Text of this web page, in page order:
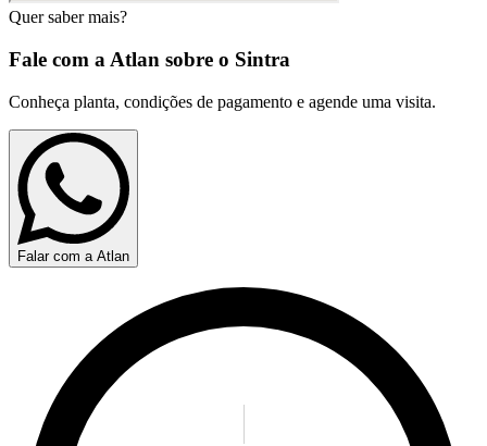
Quer saber mais?
Fale com a Atlan sobre o Sintra
Conheça planta, condições de pagamento e agende uma visita.
Falar com a Atlan